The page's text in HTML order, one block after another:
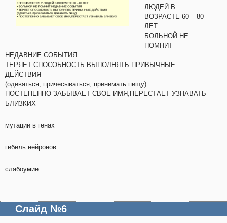
ЛЮДЕЙ В
ВОЗРАСТЕ 60 – 80
ЛЕТ
БОЛЬНОЙ НЕ
ПОМНИТ
НЕДАВНИЕ СОБЫТИЯ
ТЕРЯЕТ СПОСОБНОСТЬ ВЫПОЛНЯТЬ ПРИВЫЧНЫЕ
ДЕЙСТВИЯ
(одеваться, причесываться, принимать пищу)
ПОСТЕПЕННО ЗАБЫВАЕТ СВОЕ ИМЯ,ПЕРЕСТАЕТ УЗНАВАТЬ
БЛИЗКИХ
мутации в генах
гибель нейронов
слабоумие
Слайд №6